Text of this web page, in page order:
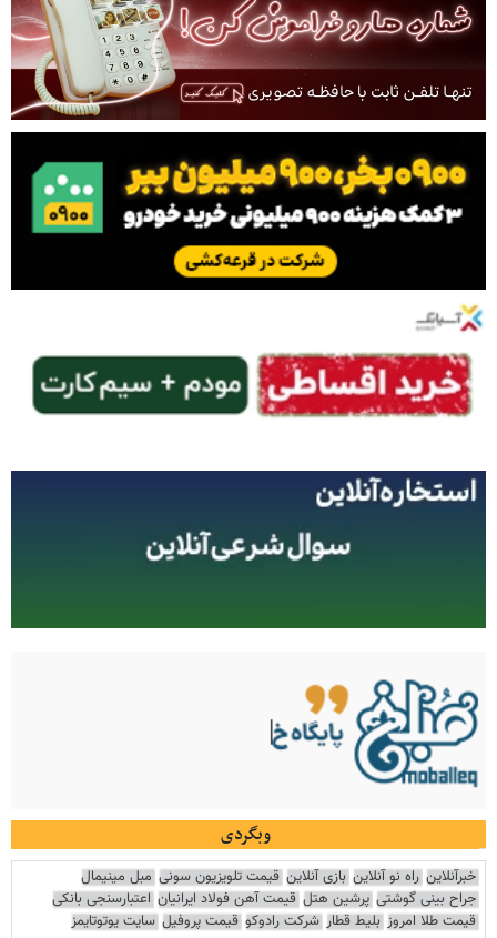
وبگردی
خبرآنلاین راه نو آنلاین بازی آنلاین قیمت تلویزیون سونی مبل مینیمال
جراح بینی گوشتی پرشین هتل قیمت آهن فولاد ایرانیان اعتبارسنجی بانکی
قیمت طلا امروز بلیط قطار شرکت رادوکو قیمت پروفیل سایت یوتوتایمز